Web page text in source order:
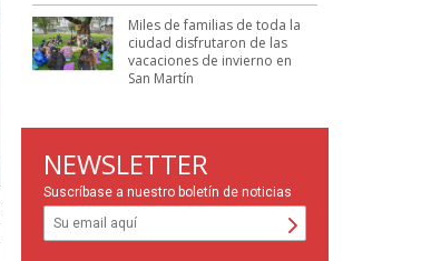
Miles de familias de toda la
ciudad disfrutaron de las
vacaciones de invierno en
San Martín
NEWSLETTER
Suscríbase a nuestro boletín de noticias